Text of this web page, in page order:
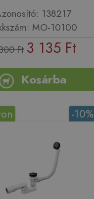
138217
MO-10100
Ft 3 135 Ft
Kosárba
-10%